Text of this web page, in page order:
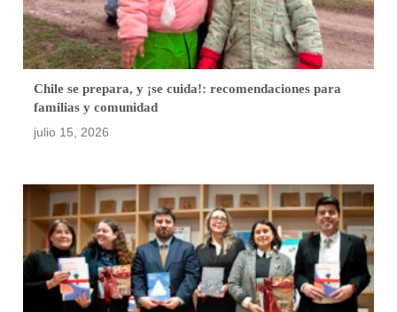
Chile se prepara, y ¡se cuida!: recomendaciones para
familias y comunidad
julio 15, 2026